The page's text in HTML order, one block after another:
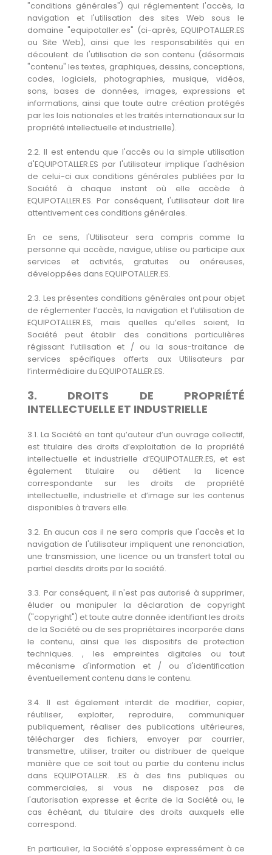
"conditions générales") qui réglementent l'accès, la
navigation et l'utilisation des sites Web sous le
domaine "equipotaller.es" (ci-après, EQUIPOTALLER.ES
ou Site Web), ainsi que les responsabilités qui en
découlent. de l'utilisation de son contenu (désormais
"contenu" les textes, graphiques, dessins, conceptions,
codes, logiciels, photographies, musique, vidéos,
sons, bases de données, images, expressions et
informations, ainsi que toute autre création protégés
par les lois nationales et les traités internationaux sur la
propriété intellectuelle et industrielle).
2.2. Il est entendu que l'accès ou la simple utilisation
d'EQUIPOTALLER.ES par l'utilisateur implique l'adhésion
de celui-ci aux conditions générales publiées par la
Société à chaque instant où elle accède à
EQUIPOTALLER.ES. Par conséquent, l'utilisateur doit lire
attentivement ces conditions générales.
En ce sens, l'Utilisateur sera compris comme la
personne qui accède, navigue, utilise ou participe aux
services et activités, gratuites ou onéreuses,
développées dans EQUIPOTALLER.ES.
2.3. Les présentes conditions générales ont pour objet
de réglementer l’accès, la navigation et l’utilisation de
EQUIPOTALLER.ES, mais quelles qu’elles soient, la
Société peut établir des conditions particulières
régissant l’utilisation et / ou la sous-traitance de
services spécifiques offerts aux Utilisateurs par
l’intermédiaire du EQUIPOTALLER.ES.
3. DROITS DE PROPRIÉTÉ
INTELLECTUELLE ET INDUSTRIELLE
3.1. La Société en tant qu’auteur d’un ouvrage collectif,
est titulaire des droits d’exploitation de la propriété
intellectuelle et industrielle d’EQUIPOTALLER.ES, et est
également titulaire ou détient la licence
correspondante sur les droits de propriété
intellectuelle, industrielle et d’image sur les contenus
disponibles à travers elle.
3.2. En aucun cas il ne sera compris que l'accès et la
navigation de l'utilisateur impliquent une renonciation,
une transmission, une licence ou un transfert total ou
partiel desdits droits par la société.
3.3. Par conséquent, il n'est pas autorisé à supprimer,
éluder ou manipuler la déclaration de copyright
("copyright") et toute autre donnée identifiant les droits
de la Société ou de ses propriétaires incorporée dans
le contenu, ainsi que les dispositifs de protection
techniques. , les empreintes digitales ou tout
mécanisme d'information et / ou d'identification
éventuellement contenu dans le contenu.
3.4. Il est également interdit de modifier, copier,
réutiliser, exploiter, reproduire, communiquer
publiquement, réaliser des publications ultérieures,
télécharger des fichiers, envoyer par courrier,
transmettre, utiliser, traiter ou distribuer de quelque
manière que ce soit tout ou partie du contenu inclus
dans EQUIPOTALLER. .ES à des fins publiques ou
commerciales, si vous ne disposez pas de
l'autorisation expresse et écrite de la Société ou, le
cas échéant, du titulaire des droits auxquels elle
correspond.
En particulier, la Société s'oppose expressément à ce